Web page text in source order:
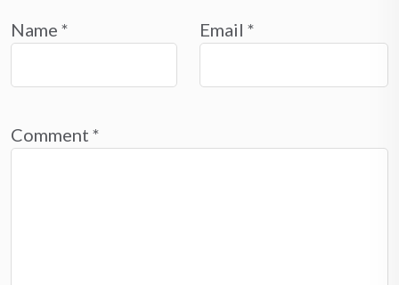
Name * Email *
Comment *